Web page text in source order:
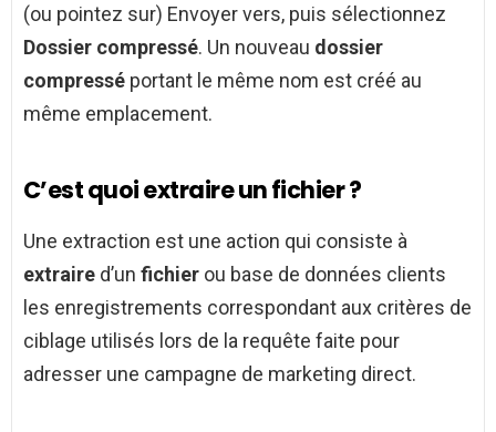
(ou pointez sur) Envoyer vers, puis sélectionnez
Dossier compressé. Un nouveau dossier
compressé portant le même nom est créé au
même emplacement.
C’est quoi extraire un fichier ?
Une extraction est une action qui consiste à
extraire d’un fichier ou base de données clients
les enregistrements correspondant aux critères de
ciblage utilisés lors de la requête faite pour
adresser une campagne de marketing direct.